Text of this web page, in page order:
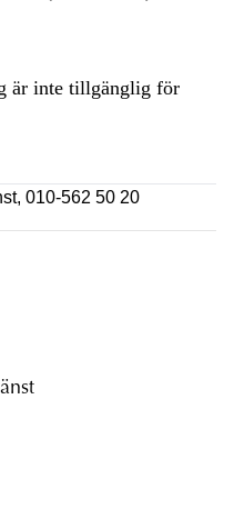
är inte tillgänglig för
010-562 50 20